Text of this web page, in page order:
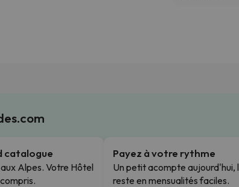
catalogue
Alpes. Votre Hôtel
Payez à votre rythme
Un petit acompte aujourd'hui,
reste en mensualités faciles.